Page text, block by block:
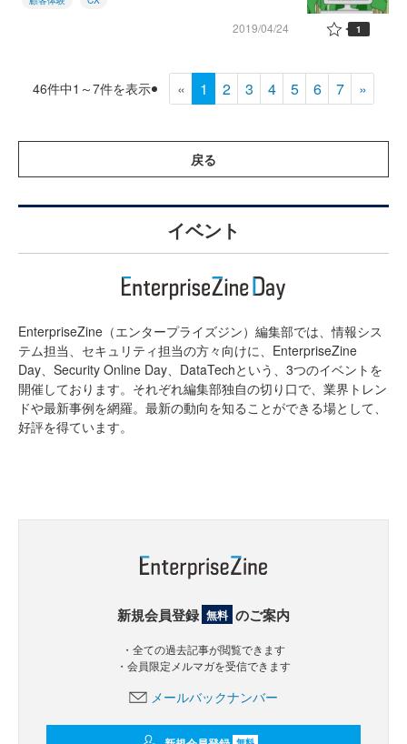
2019/04/24 1
46件中1～7件を表示 « 1 2 3 4 5 6 7 »
戻る
イベント
EnterpriseZine（エンタープライズジン）編集部では、情報シス
テム担当、セキュリティ担当の方々向けに、EnterpriseZine
Day、Security Online Day、DataTechという、3つのイベントを
開催しております。それぞれ編集部独自の切り口で、業界トレン
ドや最新事例を網羅。最新の動向を知ることができる場として、
好評を得ています。
新規会員登録 無料 のご案内
・全ての過去記事が閲覧できます
・会員限定メルマガを受信できます
メールバックナンバー